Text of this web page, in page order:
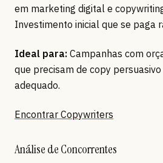
em marketing digital e
Investimento inicial que se paga
Ideal para: Campanhas com
que precisam de copy
adequado.
Encontrar Copywriters
Análise de Concorrentes